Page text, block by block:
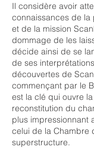
Il considère avoir
connaissances de
et de la mission
dommage de les
décide ainsi de se
de ses
découvertes de
commençant par le
est la clé qui ouvre
reconstitution du
plus impressionnant
celui de la Chambre
superstructure.